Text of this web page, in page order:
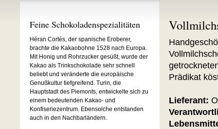
Prädikat
Lieferant:
Feine Schokoladenspezialitäten
Héran Cortés, der spanische Eroberer,
brachte die Kakaobohne 1528 nach Europa.
Mit Honig und Rohrzucker gesüßt, wurde der
Kakao als Trinkschokolade sehr schnell
beliebt und veränderte die europäische
Genußkultur tiefgreifend. Turin, die
Hauptstadt des Piemonts, entwickelte sich zu
einem bedeutenden Kakao- und
Konfiseriezentrum. Ebensolche entstanden
auch in den Nachbarländern.